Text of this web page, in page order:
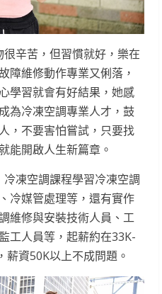
辛苦，但習慣就好，樂在
障維修動作專業又俐落，
學習就會有好結果，她感
為冷凍空調專業人才，鼓
，不要害怕嘗試，只要找
能開啟人生新篇章。
凍空調課程學習冷凍空調
冷媒管處理等，還有實作
維修與安裝技術人員、工
工人員等，起薪約在33K-
資50K以上不成問題。